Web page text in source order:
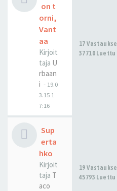
on t
orni,
Vant
aa
Kirjoit
taja U
rbaan
i - 19.0
3.15 1
7:16
17
37710 Luettu
Sup
erta
hko
Kirjoit
taja T
aco
19
45793 Luettu